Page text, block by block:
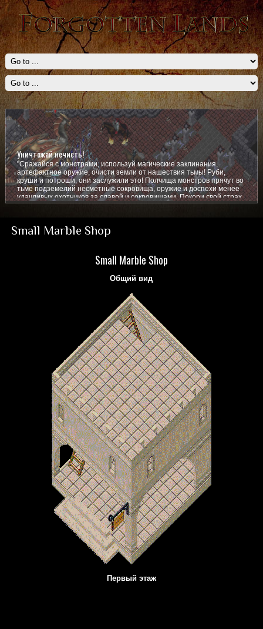
Уничтожай нечисть!
"Сражайся с монстрами, используй магические заклинания,
артефактное оружие, очисти земли от нашествия тьмы! Руби,
круши и потроши, они заслужили это! Полчища монстров прячут во
тьме подземелий несметные сокровища, оружие и доспехи менее
удачливых охотников за славой и сокровищами. Покори свой страх,
покажи им кто тут главный!
Small Marble Shop
Small Marble Shop
Общий вид
Первый этаж